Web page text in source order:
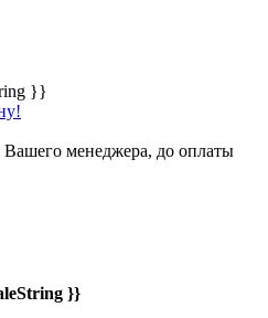
}}
менеджера, до оплаты
}}